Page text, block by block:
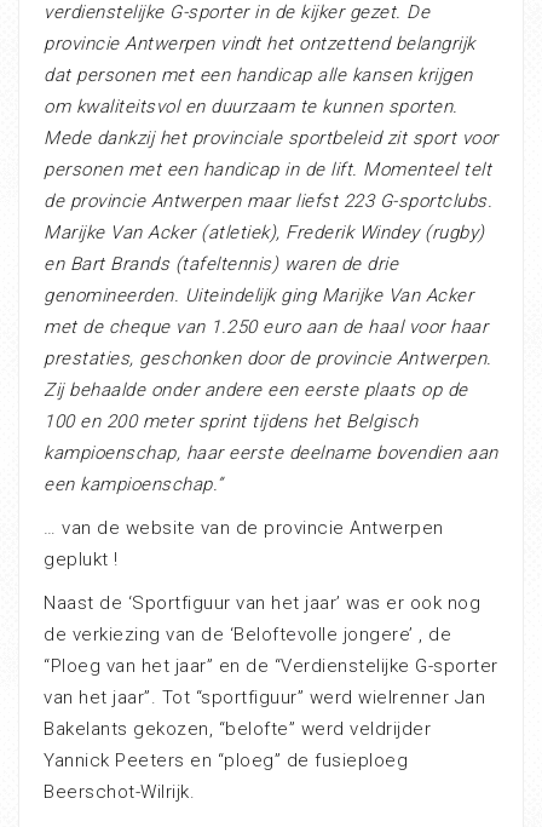
verdienstelijke G-sporter in de kijker gezet. De
provincie Antwerpen vindt het ontzettend belangrijk
dat personen met een handicap alle kansen krijgen
om kwaliteitsvol en duurzaam te kunnen sporten.
Mede dankzij het provinciale sportbeleid zit sport voor
personen met een handicap in de lift. Momenteel telt
de provincie Antwerpen maar liefst 223 G-sportclubs.
Marijke Van Acker (atletiek), Frederik Windey (rugby)
en Bart Brands (tafeltennis) waren de drie
genomineerden. Uiteindelijk ging Marijke Van Acker
met de cheque van 1.250 euro aan de haal voor haar
prestaties, geschonken door de provincie Antwerpen.
Zij behaalde onder andere een eerste plaats op de
100 en 200 meter sprint tijdens het Belgisch
kampioenschap, haar eerste deelname bovendien aan
een kampioenschap.”
… van de website van de provincie Antwerpen
geplukt !
Naast de ‘Sportfiguur van het jaar’ was er ook nog
de verkiezing van de ‘Beloftevolle jongere’ , de
“Ploeg van het jaar” en de “Verdienstelijke G-sporter
van het jaar”. Tot “sportfiguur” werd wielrenner Jan
Bakelants gekozen, “belofte” werd veldrijder
Yannick Peeters en “ploeg” de fusieploeg
Beerschot-Wilrijk.